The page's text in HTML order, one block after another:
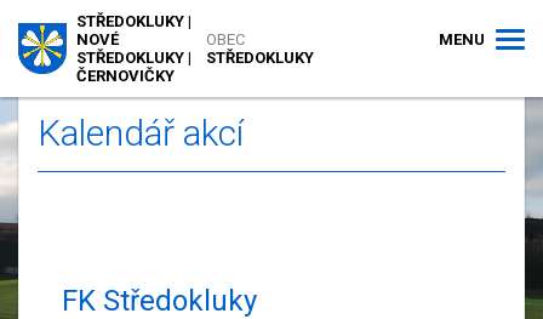
OBEC
STŘEDOKLUKY
STŘEDOKLUKY |
NOVÉ
STŘEDOKLUKY |
ČERNOVIČKY
MENU
Kalendář akcí
FK Středokluky